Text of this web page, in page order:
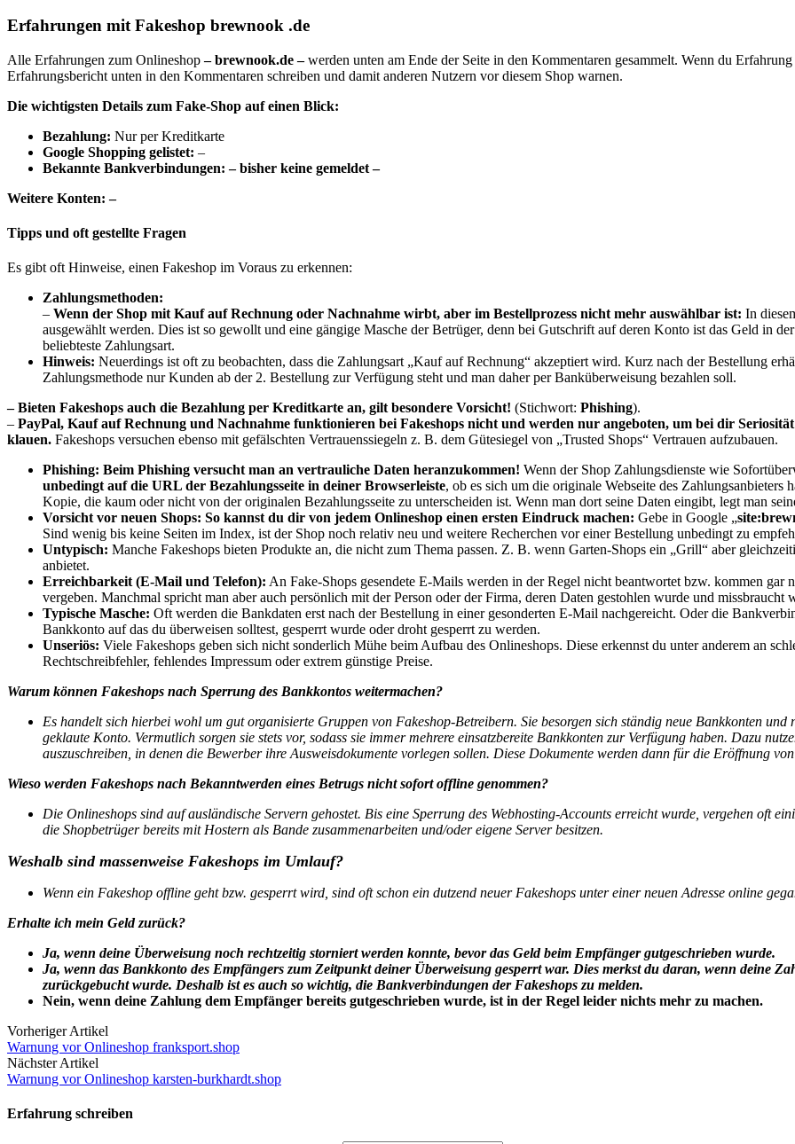
Erfahrungen mit Fakeshop brewnook .de
Alle Erfahrungen zum Onlineshop– brewnook.de –werden unten am Ende der Seite in den Kommentaren gesammelt. Wenn du
Erfahrungsbericht unten in den Kommentaren schreiben und damit anderen Nutzern vor diesem Shop warnen.
Die wichtigsten Details zum Fake-Shop auf einen Blick:
Bezahlung: Nur per Kreditkarte
Google Shopping gelistet: –
Bekannte Bankverbindungen: – bisher keine gemeldet –
Weitere Konten: –
Tipps und oft gestellte Fragen
Es gibt oft Hinweise, einen Fakeshop im Voraus zu erkennen:
Zahlungsmethoden:
– Wenn der Shop mit Kauf auf Rechnung oder Nachnahme wirbt, aber im Bestellprozess nicht mehr auswählbar ist: In
ausgewählt werden. Dies ist so gewollt und eine gängige Masche der Betrüger, denn bei Gutschrift auf deren Konto ist das Geld in
beliebteste Zahlungsart.
Hinweis: Neuerdings ist oft zu beobachten, dass die Zahlungsart „Kauf auf Rechnung“ akzeptiert wird. Kurz nach der Bestellung
Zahlungsmethode nur Kunden ab der 2. Bestellung zur Verfügung steht und man daher per Banküberweisung bezahlen soll.
– Bieten Fakeshops auch die Bezahlung per Kreditkarte an, gilt besondere Vorsicht! (Stichwort: Phishing).
– PayPal, Kauf auf Rechnung und Nachnahme funktionieren bei Fakeshops nicht und werden nur angeboten, um bei dir
klauen. Fakeshops versuchen ebenso mit gefälschten Vertrauenssiegeln z. B. dem Gütesiegel von „Trusted Shops“ Vertrauen aufzubauen.
Phishing: Beim Phishing versucht man an vertrauliche Daten heranzukommen! Wenn der Shop Zahlungsdienste wie
unbedingt auf die URL der Bezahlungsseite in deiner Browserleiste, ob es sich um die originale Webseite des Zahlungsanbieters
Kopie, die kaum oder nicht von der originalen Bezahlungsseite zu unterscheiden ist. Wenn man dort seine Daten eingibt, legt man
Vorsicht vor neuen Shops: So kannst du dir von jedem Onlineshop einen ersten Eindruck machen: Gebe in Google „
Sind wenig bis keine Seiten im Index, ist der Shop noch relativ neu und weitere Recherchen vor einer Bestellung unbedingt zu
Untypisch: Manche Fakeshops bieten Produkte an, die nicht zum Thema passen. Z. B. wenn Garten-Shops ein „Grill“ aber
anbietet.
Erreichbarkeit (E-Mail und Telefon): An Fake-Shops gesendete E-Mails werden in der Regel nicht beantwortet bzw. kommen gar
vergeben. Manchmal spricht man aber auch persönlich mit der Person oder der Firma, deren Daten gestohlen wurde und missbraucht
Typische Masche: Oft werden die Bankdaten erst nach der Bestellung in einer gesonderten E-Mail nachgereicht. Oder die
Bankkonto auf das du überweisen solltest, gesperrt wurde oder droht gesperrt zu werden.
Unseriös: Viele Fakeshops geben sich nicht sonderlich Mühe beim Aufbau des Onlineshops. Diese erkennst du unter anderem an
Rechtschreibfehler, fehlendes Impressum oder extrem günstige Preise.
Warum können Fakeshops nach Sperrung des Bankkontos weitermachen?
Es handelt sich hierbei wohl um gut organisierte Gruppen von Fakeshop-Betreibern. Sie besorgen sich ständig neue Bankkonten
geklaute Konto. Vermutlich sorgen sie stets vor, sodass sie immer mehrere einsatzbereite Bankkonten zur Verfügung haben. Dazu
auszuschreiben, in denen die Bewerber ihre Ausweisdokumente vorlegen sollen. Diese Dokumente werden dann für die Eröffnung
Wieso werden Fakeshops nach Bekanntwerden eines Betrugs nicht sofort offline genommen?
Die Onlineshops sind auf ausländische Servern gehostet. Bis eine Sperrung des Webhosting-Accounts erreicht wurde, vergehen oft
die Shopbetrüger bereits mit Hostern als Bande zusammenarbeiten und/oder eigene Server besitzen.
Weshalb sind massenweise Fakeshops im Umlauf?
Wenn ein Fakeshop offline geht bzw. gesperrt wird, sind oft schon ein dutzend neuer Fakeshops unter einer neuen Adresse online
Erhalte ich mein Geld zurück?
Ja, wenn deine Überweisung noch rechtzeitig storniert werden konnte, bevor das Geld beim Empfänger gutgeschrieben wurde.
Ja, wenn das Bankkonto des Empfängers zum Zeitpunkt deiner Überweisung gesperrt war. Dies merkst du daran, wenn deine
zurückgebucht wurde. Deshalb ist es auch so wichtig, die Bankverbindungen der Fakeshops zu melden.
Nein, wenn deine Zahlung dem Empfänger bereits gutgeschrieben wurde, ist in der Regel leider nichts mehr zu machen.
Vorheriger Artikel
Warnung vor Onlineshop franksport.shop
Nächster Artikel
Warnung vor Onlineshop karsten-burkhardt.shop
Erfahrung schreiben